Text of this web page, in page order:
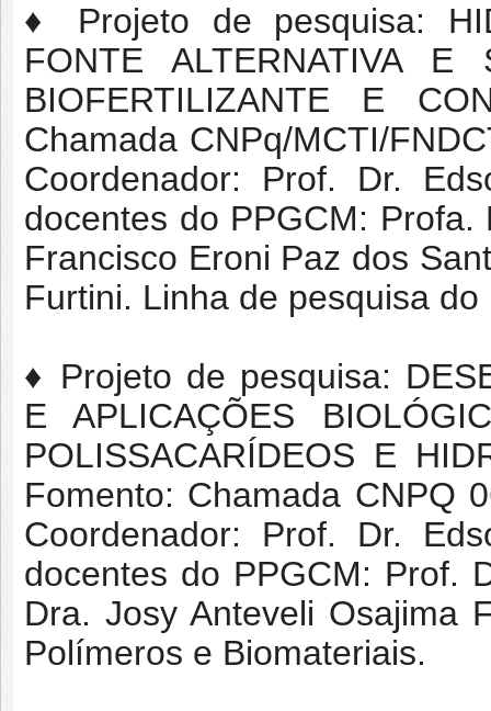
♦ Projeto de pesquisa:
FONTE ALTERNATIVA E
BIOFERTILIZANTE E
Chamada CNPq/MCTI/
Coordenador: Prof. Dr.
docentes do PPGCM:
Francisco Eroni Paz dos
Furtini. Linha de pesquisa
♦ Projeto de pesquisa:
E APLICAÇÕES
POLISSACARÍDEOS E
Fomento: Chamada CNPQ
Coordenador: Prof. Dr.
docentes do PPGCM: Prof.
Dra. Josy Anteveli Osajima
Polímeros e Biomateriais.